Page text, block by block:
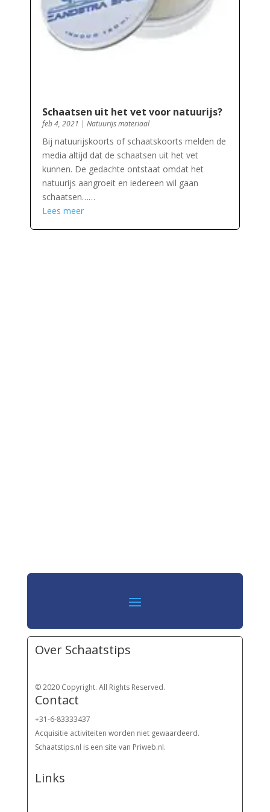
Schaatsen uit het vet voor natuurijs?
feb 4, 2021 | Natuurijs materiaal
Bij natuurijskoorts of schaatskoorts melden de
media altijd dat de schaatsen uit het vet
kunnen. De gedachte ontstaat omdat het
natuurijs aangroeit en iedereen wil gaan
schaatsen……
Lees meer
Over Schaatstips
© 2020 Copyright. All Rights Reserved.
Contact
+31-6-83333437
Acquisitie activiteiten worden niet gewaardeerd.
Schaatstips.nl is een site van Priweb.nl.
Links